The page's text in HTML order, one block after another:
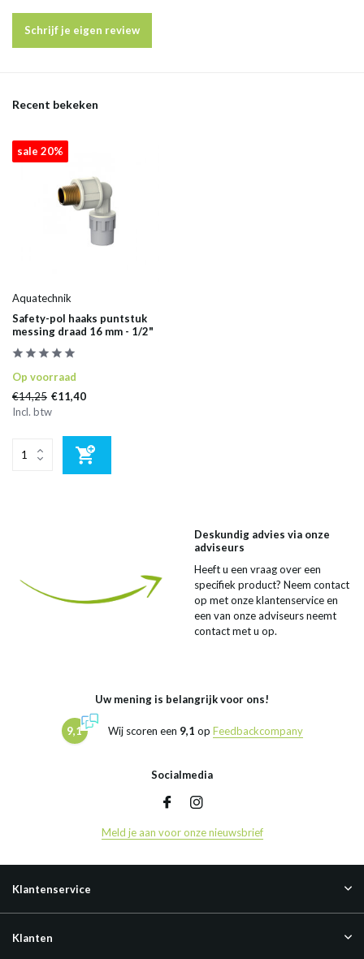
Schrijf je eigen review
Recent bekeken
sale 20%
Aquatechnik
Safety-pol haaks puntstuk
messing draad 16 mm - 1/2"
Op voorraad
€14,25 €11,40
Incl. btw
Deskundig advies via onze
adviseurs
Heeft u een vraag over een
specifiek product? Neem contact
op met onze klantenservice en
een van onze adviseurs neemt
contact met u op.
Uw mening is belangrijk voor ons!
9,1 Wij scoren een 9,1 op Feedbackcompany
Socialmedia
Meld je aan voor onze nieuwsbrief
Klantenservice
Klanten